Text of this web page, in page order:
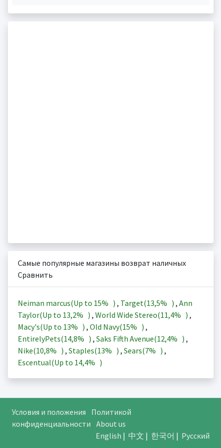
Самые популярные магазины возврат наличных
Сравнить
Neiman marcus(Up to 15% ) , Target(13,5% ) , Ann
Taylor(Up to 13,2% ) , World Wide Stereo(11,4% ) ,
Macy's(Up to 13% ) , Old Navy(15% ) ,
EntirelyPets(14,8% ) , Saks Fifth Avenue(12,4% ) ,
Nike(10,8% ) , Staples(13% ) , Sears(7% ) ,
Escentual(Up to 14,4% )
Условия и положения
Политикой
конфиденциальности About us
English | 中文 | 한국어 | Русский